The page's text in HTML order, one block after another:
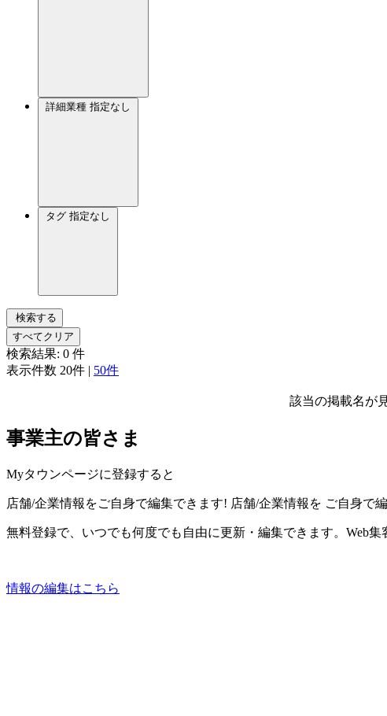
詳細業種 指定なし
タグ 指定なし
検索する
すべてクリア
検索結果: 0 件
表示件数 20件 | 50件
該当の掲載名が
事業主の皆さま
Myタウンページに登録すると
店舗/企業情報をご自身で編集できます! 店舗/企業情報を ご自身で
無料登録で、いつでも何度でも自由に更新・編集できます。Web集
情報の編集はこちら